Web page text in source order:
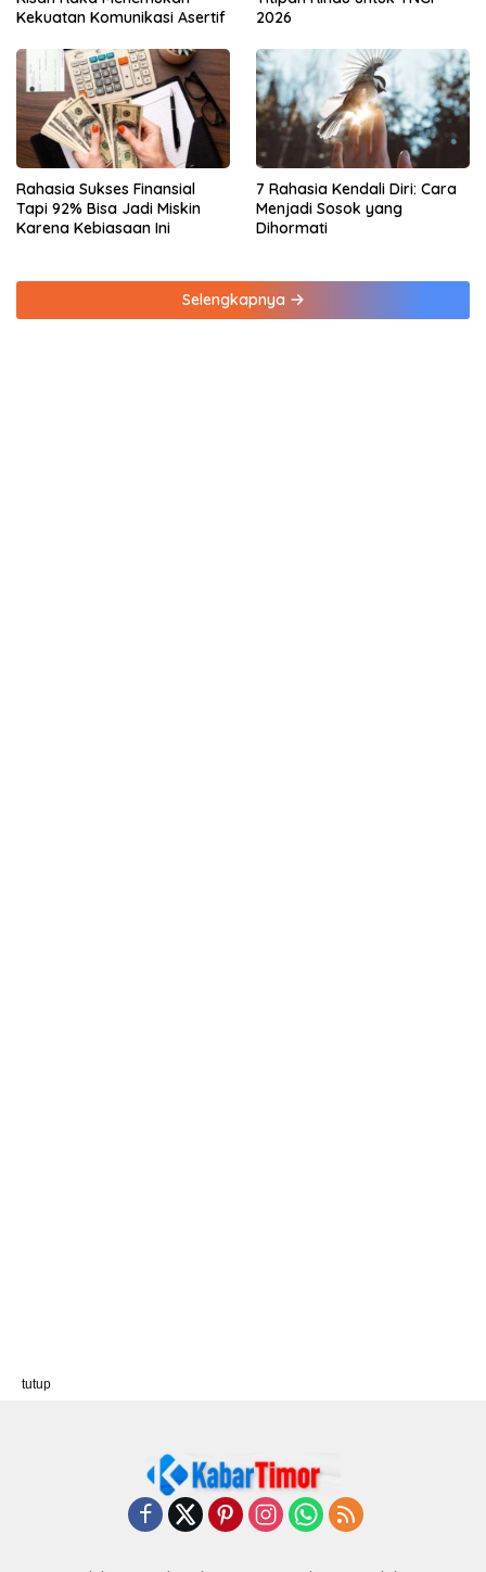
Kekuatan Komunikasi Asertif
2026
Rahasia Sukses Finansial
Tapi 92% Bisa Jadi Miskin
Karena Kebiasaan Ini
7 Rahasia Kendali Diri: Cara
Menjadi Sosok yang
Dihormati
Selengkapnya
tutup